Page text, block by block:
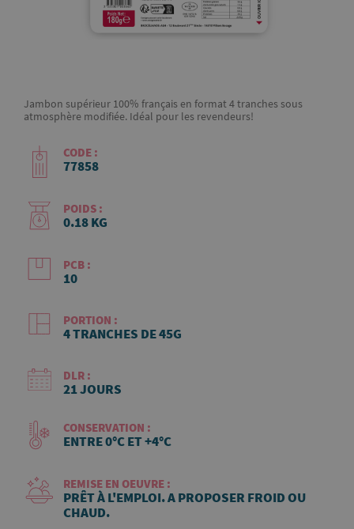
Jambon supérieur 100% français en format 4 tranches sous
atmosphère modifiée. Idéal pour les revendeurs!
CODE :
77858
POIDS :
0.18 KG
PCB :
10
PORTION :
4 TRANCHES DE 45G
DLR :
21 JOURS
CONSERVATION :
ENTRE 0°C ET +4°C
REMISE EN OEUVRE :
PRÊT À L'EMPLOI. A PROPOSER FROID OU
CHAUD.